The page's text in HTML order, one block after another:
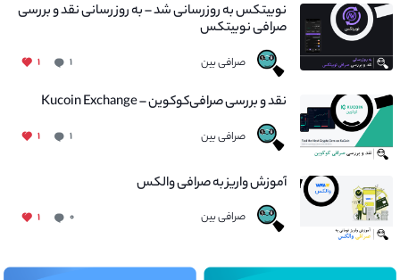
نوبیتکس به روزرسانی شد – به روز رسانی نقد و بررسی
صرافی نوبیتکس
صرافی بین ۱ ۱
نقد و بررسی صرافی‌کوکوین – Kucoin Exchange
صرافی بین ۱ ۱
آموزش واریز به صرافی والکس
صرافی بین ۰ ۱